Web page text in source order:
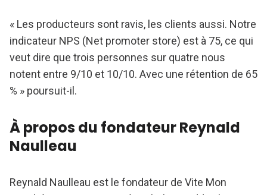
« Les producteurs sont ravis, les clients aussi. Notre
indicateur NPS (Net promoter store) est à 75, ce qui
veut dire que trois personnes sur quatre nous
notent entre 9/10 et 10/10. Avec une rétention de 65
% » poursuit-il.
À propos du fondateur Reynald
Naulleau
Reynald Naulleau est le fondateur de Vite Mon